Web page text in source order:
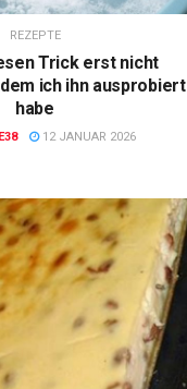
REZEPTE
Trick erst nicht
ich ihn ausprobiert
habe
12 JANUAR 2026